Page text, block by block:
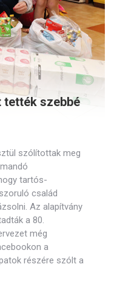
tették szebbé
szólítottak meg
tartós-
család
Az alapítvány
a 80.
még
a
részére szólt a